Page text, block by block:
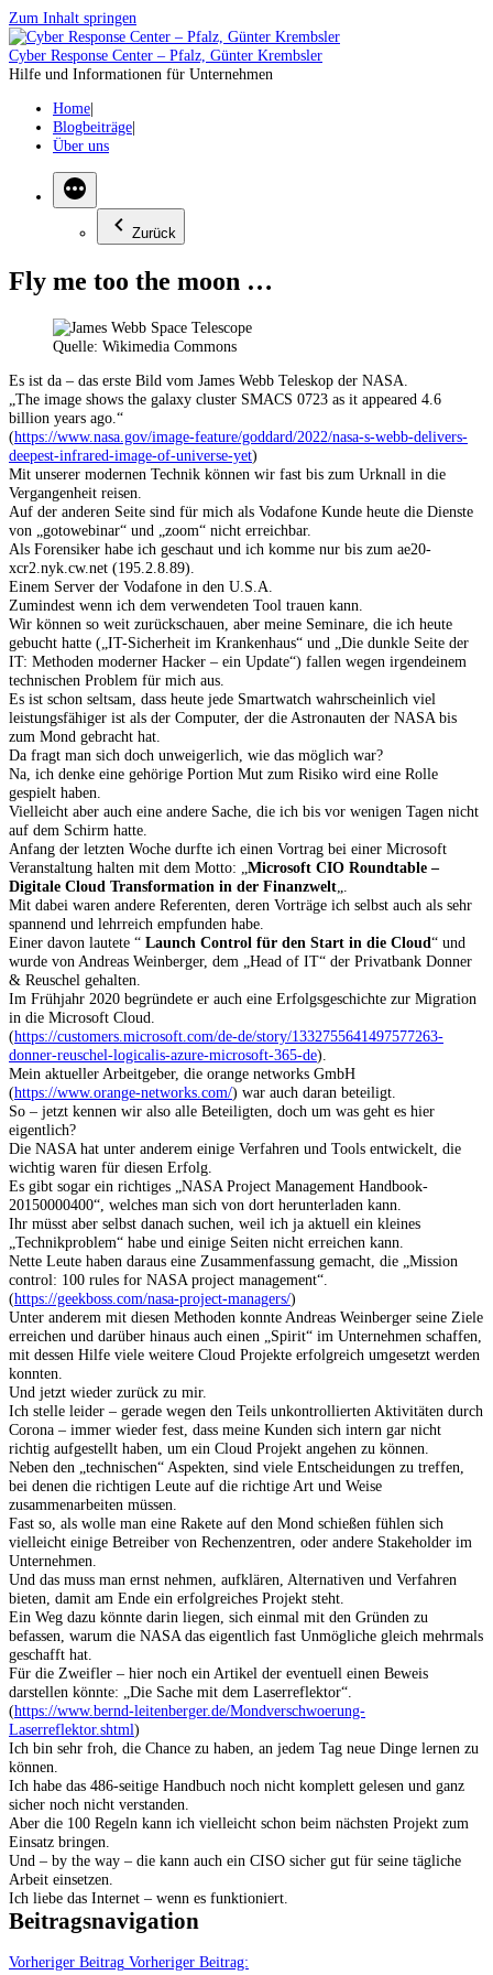
Zum Inhalt springen
Cyber Response Center – Pfalz, Günter Krembsler
Hilfe und Informationen für Unternehmen
Home
Blogbeiträge
Über uns
Zurück
Fly me too the moon …
Quelle: Wikimedia Commons
Es ist da – das erste Bild vom James Webb Teleskop der NASA.
„The image shows the galaxy cluster SMACS 0723 as it appeared 4.6
billion years ago.“
(https://www.nasa.gov/image-feature/goddard/2022/nasa-s-webb-delivers-
deepest-infrared-image-of-universe-yet)
Mit unserer modernen Technik können wir fast bis zum Urknall in die
Vergangenheit reisen.
Auf der anderen Seite sind für mich als Vodafone Kunde heute die Dienste
von „gotowebinar“ und „zoom“ nicht erreichbar.
Als Forensiker habe ich geschaut und ich komme nur bis zum ae20-
xcr2.nyk.cw.net (195.2.8.89).
Einem Server der Vodafone in den U.S.A.
Zumindest wenn ich dem verwendeten Tool trauen kann.
Wir können so weit zurückschauen, aber meine Seminare, die ich heute
gebucht hatte („IT-Sicherheit im Krankenhaus“ und „Die dunkle Seite der
IT: Methoden moderner Hacker – ein Update“) fallen wegen irgendeinem
technischen Problem für mich aus.
Es ist schon seltsam, dass heute jede Smartwatch wahrscheinlich viel
leistungsfähiger ist als der Computer, der die Astronauten der NASA bis
zum Mond gebracht hat.
Da fragt man sich doch unweigerlich, wie das möglich war?
Na, ich denke eine gehörige Portion Mut zum Risiko wird eine Rolle
gespielt haben.
Vielleicht aber auch eine andere Sache, die ich bis vor wenigen Tagen nicht
auf dem Schirm hatte.
Anfang der letzten Woche durfte ich einen Vortrag bei einer Microsoft
Veranstaltung halten mit dem Motto: „ Microsoft CIO Roundtable –
Digitale Cloud Transformation in der Finanzwelt
Mit dabei waren andere Referenten, deren Vorträge ich selbst auch als sehr
spannend und lehrreich empfunden habe.
Einer davon lautete “ Launch Control für den Start in die Cloud“ und
wurde von Andreas Weinberger, dem „Head of IT“ der Privatbank Donner
& Reuschel gehalten.
Im Frühjahr 2020 begründete er auch eine Erfolgsgeschichte zur Migration
in die Microsoft Cloud.
(https://customers.microsoft.com/de-de/story/1332755641497577263-
donner-reuschel-logicalis-azure-microsoft-365-de).
Mein aktueller Arbeitgeber, die orange networks GmbH
(https://www.orange-networks.com/) war auch daran beteiligt.
So – jetzt kennen wir also alle Beteiligten, doch um was geht es hier
eigentlich?
Die NASA hat unter anderem einige Verfahren und Tools entwickelt, die
wichtig waren für diesen Erfolg.
Es gibt sogar ein richtiges „NASA Project Management Handbook-
20150000400“, welches man sich von dort herunterladen kann.
Ihr müsst aber selbst danach suchen, weil ich ja aktuell ein kleines
„Technikproblem“ habe und einige Seiten nicht erreichen kann.
Nette Leute haben daraus eine Zusammenfassung gemacht, die „Mission
control: 100 rules for NASA project management“.
(https://geekboss.com/nasa-project-managers/)
Unter anderem mit diesen Methoden konnte Andreas Weinberger seine Ziele
erreichen und darüber hinaus auch einen „Spirit“ im Unternehmen schaffen,
mit dessen Hilfe viele weitere Cloud Projekte erfolgreich umgesetzt werden
konnten.
Und jetzt wieder zurück zu mir.
Ich stelle leider – gerade wegen den Teils unkontrollierten Aktivitäten durch
Corona – immer wieder fest, dass meine Kunden sich intern gar nicht
richtig aufgestellt haben, um ein Cloud Projekt angehen zu können.
Neben den „technischen“ Aspekten, sind viele Entscheidungen zu treffen,
bei denen die richtigen Leute auf die richtige Art und Weise
zusammenarbeiten müssen.
Fast so, als wolle man eine Rakete auf den Mond schießen fühlen sich
vielleicht einige Betreiber von Rechenzentren, oder andere Stakeholder im
Unternehmen.
Und das muss man ernst nehmen, aufklären, Alternativen und Verfahren
bieten, damit am Ende ein erfolgreiches Projekt steht.
Ein Weg dazu könnte darin liegen, sich einmal mit den Gründen zu
befassen, warum die NASA das eigentlich fast Unmögliche gleich mehrmals
geschafft hat.
Für die Zweifler – hier noch ein Artikel der eventuell einen Beweis
darstellen könnte: „Die Sache mit dem Laserreflektor“.
(https://www.bernd-leitenberger.de/Mondverschwoerung-
Laserreflektor.shtml)
Ich bin sehr froh, die Chance zu haben, an jedem Tag neue Dinge lernen zu
können.
Ich habe das 486-seitige Handbuch noch nicht komplett gelesen und ganz
sicher noch nicht verstanden.
Aber die 100 Regeln kann ich vielleicht schon beim nächsten Projekt zum
Einsatz bringen.
Und – by the way – die kann auch ein CISO sicher gut für seine tägliche
Arbeit einsetzen.
Ich liebe das Internet – wenn es funktioniert.
Beitragsnavigation
Vorheriger Beitrag Vorheriger Beitrag: